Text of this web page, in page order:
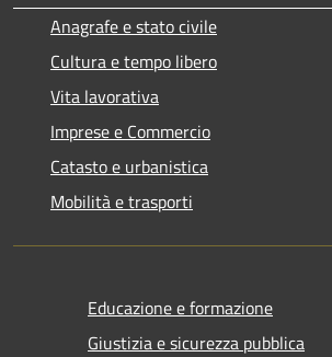
Anagrafe e stato civile
Cultura e tempo libero
Vita lavorativa
Imprese e Commercio
Catasto e urbanistica
Mobilità e trasporti
Educazione e formazione
Giustizia e sicurezza pubblica